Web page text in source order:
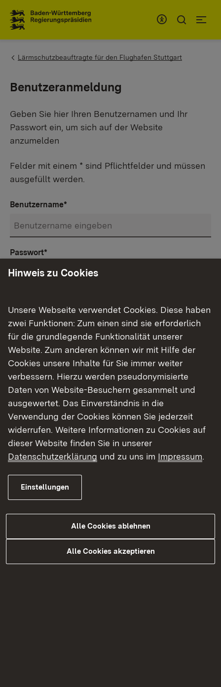
You are here:
Lärmschutzbeauftragte für den Flughafen Stuttgart
Benutzeranmeldung
Geben Sie hier Ihren Benutzernamen und Ihr
Passwort ein, um sich auf der Website
anzumelden
Felder mit einem * sind Pflichtfelder und müssen
ausgefüllt werden.
Benutzername*
Passwort*
Themenübersicht
Themenübersicht
Kontakt
Datenschutz
Hinweis zu Cookies
Unsere Webseite verwendet Cookies. Diese haben
zwei Funktionen: Zum einen sind sie erforderlich
für die grundlegende Funktionalität unserer
Website. Zum anderen können wir mit Hilfe der
Cookies unsere Inhalte für Sie immer weiter
verbessern. Hierzu werden pseudonymisierte
Daten von Website-Besuchern gesammelt und
ausgewertet. Das Einverständnis in die
Verwendung der Cookies können Sie jederzeit
widerrufen. Weitere Informationen zu Cookies auf
dieser Website finden Sie in unserer
Datenschutzerklärung und zu uns im Impressum.
Einstellungen
Alle Cookies ablehnen
Alle Cookies akzeptieren